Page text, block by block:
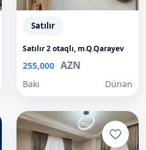
Satılır
Satılır 2 otaqlı, m.Q.Qarayev
255,000 AZN
Bakı Dünən